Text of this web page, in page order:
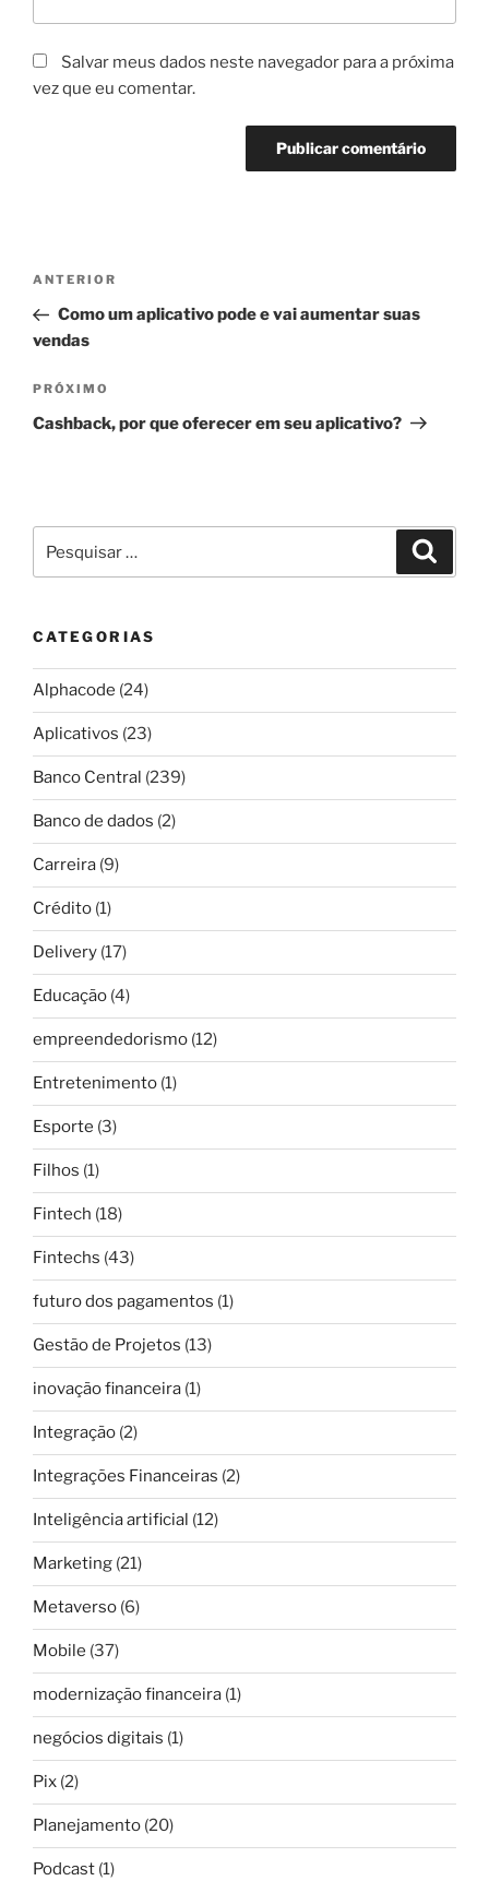
Salvar meus dados neste navegador para a próxima
vez que eu comentar.
Navegação
Post
Post
anterior
ANTERIOR
Como um aplicativo pode e vai aumentar suas
vendas
Próximo
post
PRÓXIMO
Cashback, por que oferecer em seu aplicativo?
por:
CATEGORIAS
Alphacode (24)
Aplicativos (23)
Banco Central (239)
Banco de dados (2)
Carreira (9)
Crédito (1)
Delivery (17)
Educação (4)
empreendedorismo (12)
Entretenimento (1)
Esporte (3)
Filhos (1)
Fintech (18)
Fintechs (43)
futuro dos pagamentos (1)
Gestão de Projetos (13)
inovação financeira (1)
Integração (2)
Integrações Financeiras (2)
Inteligência artificial (12)
Marketing (21)
Metaverso (6)
Mobile (37)
modernização financeira (1)
negócios digitais (1)
Pix (2)
Planejamento (20)
Podcast (1)